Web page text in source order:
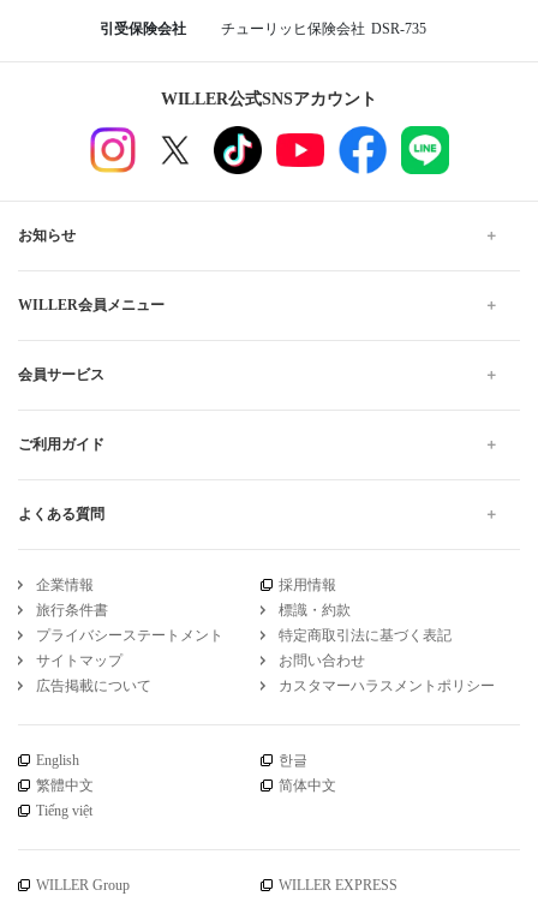
引受保険会社 チューリッヒ保険会社 DSR-735
WILLER公式SNSアカウント
お知らせ
WILLER会員メニュー
会員サービス
ご利用ガイド
よくある質問
企業情報
採用情報
旅行条件書
標識・約款
プライバシーステートメント
特定商取引法に基づく表記
サイトマップ
お問い合わせ
広告掲載について
カスタマーハラスメントポリシー
English
한글
繁體中文
简体中文
Tiếng việt
WILLER Group
WILLER EXPRESS